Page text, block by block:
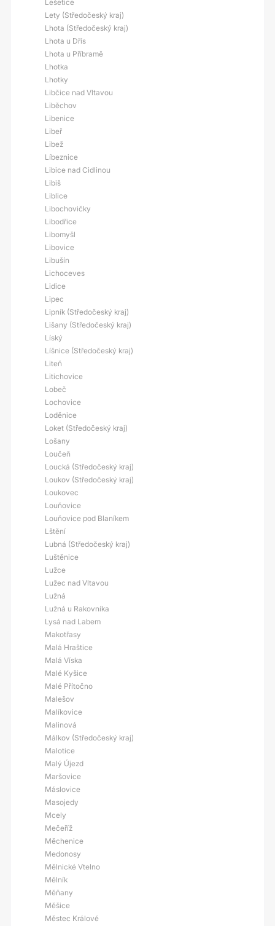
Lešetice
Lety (Středočeský kraj)
Lhota (Středočeský kraj)
Lhota u Dřís
Lhota u Příbramě
Lhotka
Lhotky
Libčice nad Vltavou
Liběchov
Libenice
Libeř
Libež
Líbeznice
Libice nad Cidlinou
Libiš
Liblice
Libochovičky
Libodřice
Libomyšl
Libovice
Libušín
Lichoceves
Lidice
Lipec
Lipník (Středočeský kraj)
Lišany (Středočeský kraj)
Líský
Líšnice (Středočeský kraj)
Liteň
Litichovice
Lobeč
Lochovice
Loděnice
Loket (Středočeský kraj)
Lošany
Loučeň
Loucká (Středočeský kraj)
Loukov (Středočeský kraj)
Loukovec
Louňovice
Louňovice pod Blaníkem
Lštění
Lubná (Středočeský kraj)
Luštěnice
Lužce
Lužec nad Vltavou
Lužná
Lužná u Rakovníka
Lysá nad Labem
Makotřasy
Malá Hraštice
Malá Víska
Malé Kyšice
Malé Přítočno
Malešov
Malíkovice
Malinová
Málkov (Středočeský kraj)
Malotice
Malý Újezd
Maršovice
Máslovice
Masojedy
Mcely
Mečeříž
Měchenice
Medonosy
Mělnické Vtelno
Mělník
Měňany
Měšice
Městec Králové